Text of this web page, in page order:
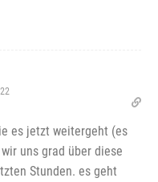
es jetzt weitergeht (es
uns grad über diese
Stunden. es geht